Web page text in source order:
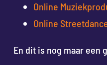
Online
Online
En dit is nog maar een